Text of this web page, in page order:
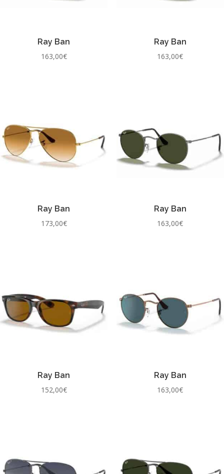
Ray Ban
163,00€
Ray Ban
163,00€
Ray Ban
173,00€
Ray Ban
163,00€
Ray Ban
152,00€
Ray Ban
163,00€